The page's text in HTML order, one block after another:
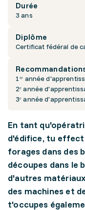
Durée
3 ans
Diplôme
Certificat fédéral de
1ʳᵉ année
2ᵉ année
3ᵉ année
En tant
d'édifice, tu
forages dans des
découpes dans le
d'autres
des machines et
t'occupes